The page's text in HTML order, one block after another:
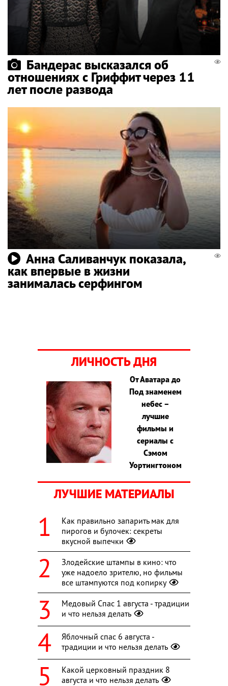
Бандерас высказался об
отношениях с Гриффит через 11
лет после развода
Анна Саливанчук показала,
как впервые в жизни
занималась серфингом
ЛИЧНОСТЬ ДНЯ
От Аватара до
Под знаменем
небес –
лучшие
фильмы и
сериалы с
Сэмом
Уортингтоном
ЛУЧШИЕ МАТЕРИАЛЫ
Как правильно запарить мак для
пирогов и булочек: секреты
вкусной выпечки
Злодейские штампы в кино: что
уже надоело зрителю, но фильмы
все штампуются под копирку
Медовый Спас 1 августа - традиции
и что нельзя делать
Яблочный спас 6 августа -
традиции и что нельзя делать
Какой церковный праздник 8
августа и что нельзя делать